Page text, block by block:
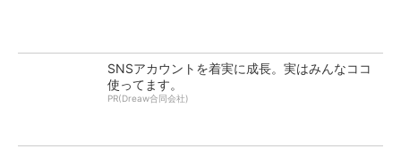
SNSアカウントを着実に成長。実はみんなココ
使ってます。
PR(Dreaw合同会社)